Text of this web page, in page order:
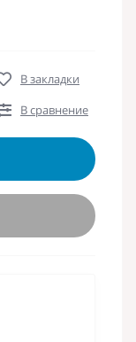
В закладки
В сравнение